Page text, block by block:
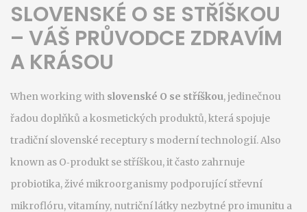
SLOVENSKÉ O SE STŘÍŠKOU
– VÁŠ PRŮVODCE ZDRAVÍM
A KRÁSOU
When working with slovenské O se stříškou,jedinečnou
řadou doplňků a kosmetických produktů, která spojuje
tradiční slovenské receptury s moderní technologií. Also
known as O‑produkt se stříškou, it často zahrnuje
probiotika,živé mikroorganismy podporující střevní
mikroflóru,vitamíny, nutriční látky nezbytné pro imunitu a